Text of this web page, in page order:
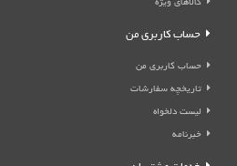
کالاهای ویژه
حساب کاربری من
حساب کاربری من
تاریخچه سفارشات
لیست دلخواه
خبرنامه